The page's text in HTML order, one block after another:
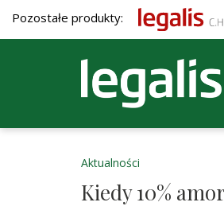
Pozostałe produkty:
Aktualności
Kiedy 10%